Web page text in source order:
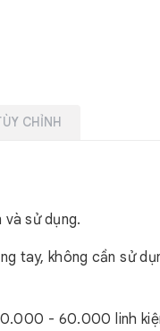
CHỈNH
sử dụng.
tay, không cần sử
- 60.000 linh